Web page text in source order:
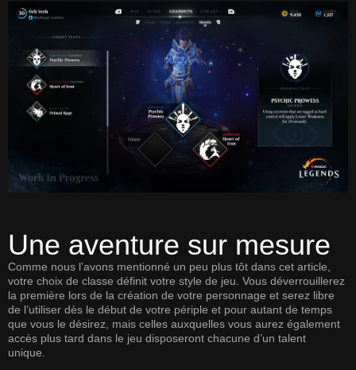
Une aventure sur mesure
Comme nous l’avons mentionné un peu plus tôt dans cet article,
votre choix de classe définit votre style de jeu. Vous déverrouillerez
la première lors de la création de votre personnage et serez libre
de l’utiliser dès le début de votre périple et pour autant de temps
que vous le désirez, mais celles auxquelles vous aurez également
accès plus tard dans le jeu disposeront chacune d’un talent
unique.